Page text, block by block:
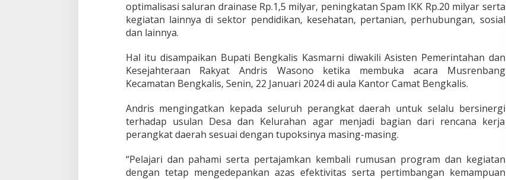
P
n
g
k
t
n
J
a
n
d
optimalisasi saluran drainase Rp.1,5 milyar, peningkatan Spam IKK Rp.20 milyar serta
kegiatan lainnya di sektor pendidikan, kesehatan, pertanian, perhubungan, sosial
dan lainnya.
Hal itu disampaikan Bupati Bengkalis Kasmarni diwakili Asisten Pemerintahan dan
Kesejahteraan Rakyat Andris Wasono ketika membuka acara Musrenbang
Kecamatan Bengkalis, Senin, 22 Januari 2024 di aula Kantor Camat Bengkalis.
Andris mengingatkan kepada seluruh perangkat daerah untuk selalu bersinergi
terhadap usulan Desa dan Kelurahan agar menjadi bagian dari rencana kerja
perangkat daerah sesuai dengan tupoksinya masing-masing.
“Pelajari dan pahami serta pertajamkan kembali rumusan program dan kegiatan
dengan tetap mengedepankan azas efektivitas serta pertimbangan kemampuan